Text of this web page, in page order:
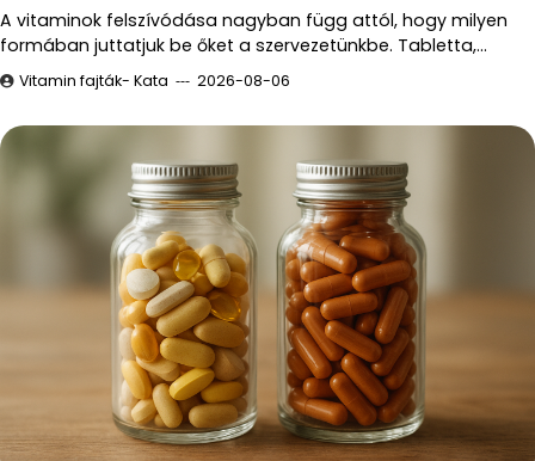
A vitaminok felszívódása nagyban függ attól, hogy milyen
formában juttatjuk be őket a szervezetünkbe. Tabletta,…
Vitamin fajták- Kata 2026-08-06